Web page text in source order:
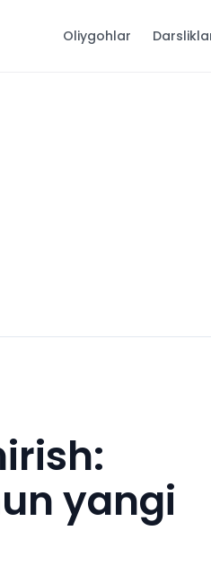
Oliygohlar
yangi